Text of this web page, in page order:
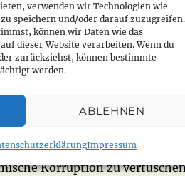
verwenden wir Technologien wie
speichern und/oder darauf zuzugreifen.
können wir Daten wie das
dieser Website verarbeiten. Wenn du
zurückziehst, können bestimmte
werden.
ABLEHNEN
Impressum
verdankt man Jean-Jacques
DR Kongo und
Unabhängigkeit, Patrice Emery
Leck sensibler Dokumente
Henri Thulliez, Direktor der
in Afrika (PPLAAF), die diese
Mediapart erhalten hat. „In der
beschrieben, mit denen eine
Korruption zu